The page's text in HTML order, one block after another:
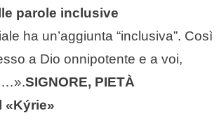
parole inclusive
ha un’aggiunta “inclusiva”. Così
a Dio onnipotente e a voi,
SIGNORE, PIETÀ
«Kýrie»